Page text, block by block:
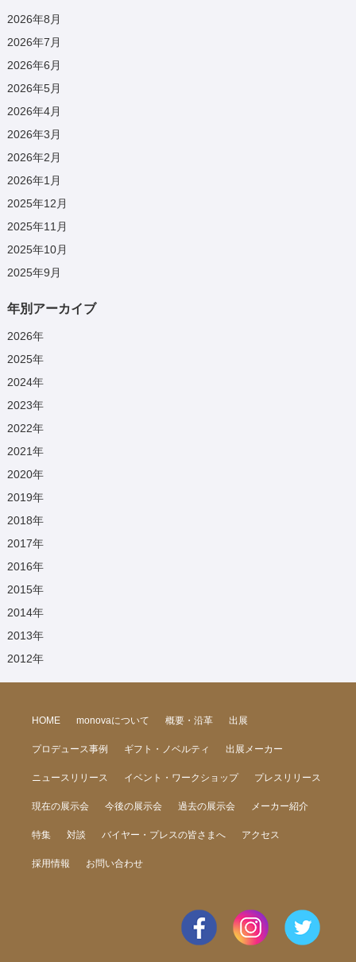
2026年8月
2026年7月
2026年6月
2026年5月
2026年4月
2026年3月
2026年2月
2026年1月
2025年12月
2025年11月
2025年10月
2025年9月
年別アーカイブ
2026年
2025年
2024年
2023年
2022年
2021年
2020年
2019年
2018年
2017年
2016年
2015年
2014年
2013年
2012年
HOME monovaについて 概要・沿革 出展
プロデュース事例 ギフト・ノベルティ 出展メーカー
ニュースリリース イベント・ワークショップ プレスリリース
現在の展示会 今後の展示会 過去の展示会 メーカー紹介
特集 対談 バイヤー・プレスの皆さまへ アクセス
採用情報 お問い合わせ